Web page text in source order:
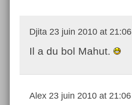
Djita 23 juin 2010 at 21:06
Il a du bol Mahut.
Alex 23 juin 2010 at 21:06